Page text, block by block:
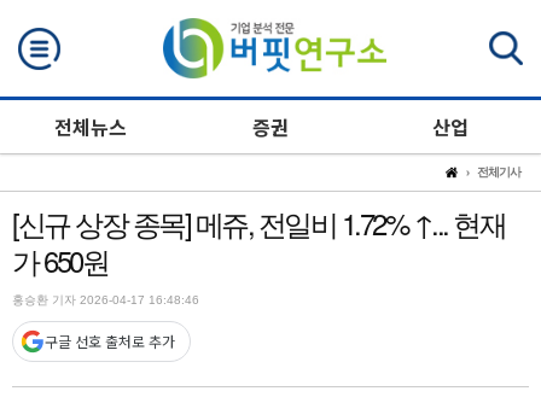
전체뉴스 증권 산업
전체기사
[신규 상장 종목] 메쥬, 전일비 1.72% ↑... 현재
가 650원
홍승환 기자 2026-04-17 16:48:46
구글 선호 출처로 추가
검색